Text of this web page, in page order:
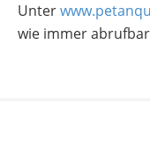
Unter
wie immer